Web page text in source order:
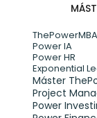
ThePowerMBA
Power IA
Power HR
Exponential
Máster
Project
Power